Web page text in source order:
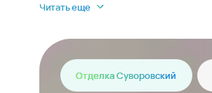
Читать еще
Отделка Суворовский